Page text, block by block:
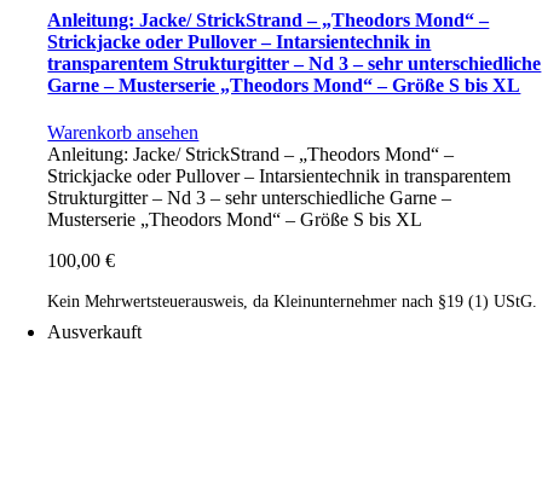
Anleitung: Jacke/ StrickStrand – „Theodors Mond“ –
Strickjacke oder Pullover – Intarsientechnik in
transparentem Strukturgitter – Nd 3 – sehr unterschiedliche
Garne – Musterserie „Theodors Mond“ – Größe S bis XL
Warenkorb ansehen
Anleitung: Jacke/ StrickStrand – „Theodors Mond“ –
Strickjacke oder Pullover – Intarsientechnik in transparentem
Strukturgitter – Nd 3 – sehr unterschiedliche Garne –
Musterserie „Theodors Mond“ – Größe S bis XL
100,00€
Kein Mehrwertsteuerausweis, da Kleinunternehmer nach §19 (1) UStG.
Ausverkauft